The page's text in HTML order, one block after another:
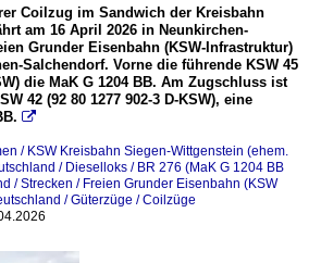
Coilzug im Sandwich der Kreisbahn
am 16 April 2026 in Neunkirchen-
Grunder Eisenbahn (KSW-Infrastruktur)
Salchendorf. Vorne die führende KSW 45
die MaK G 1204 BB. Am Zugschluss ist
42 (92 80 1277 902-3 D-KSW), eine

/ KSW Kreisbahn Siegen-Wittgenstein (ehem.
/ Dieselloks / BR 276 (MaK G 1204 BB
/ Strecken / Freien Grunder Eisenbahn (KSW
/ Güterzüge / Coilzüge